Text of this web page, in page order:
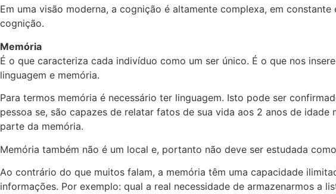
Em uma visão moderna, a cognição é altamente complexa, em
cognição.
Memória
É o que caracteriza cada indivíduo como um ser único. É o que nos
linguagem e memória.
Para termos memória é necessário ter linguagem. Isto pode ser
pessoa se, são capazes de relatar fatos de sua vida aos 2 anos de
parte da memória.
Memória também não é um local e, portanto não deve ser estudada
Ao contrário do que muitos falam, a memória têm uma capacidade
informações. Por exemplo: qual a real necessidade de armazenarmos a